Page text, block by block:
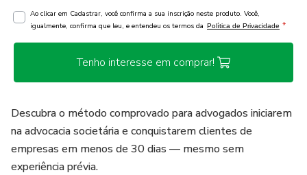
Ao clicar em Cadastrar, você confirma a sua inscrição neste produto. Você,
igualmente, confirma que leu, e entendeu os termos da Política de Privacidade *
Tenho interesse em comprar!
Descubra o método comprovado para advogados iniciarem
na advocacia societária e conquistarem clientes de
empresas em menos de 30 dias — mesmo sem
experiência prévia.